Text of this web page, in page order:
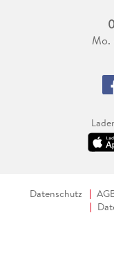
Mo.
Datenschutz